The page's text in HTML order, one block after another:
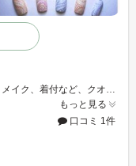
明るく楽しいスタッフがヘッドスパ、ネイル、メイク、着付など、クオリティの高い技術でお客様のトータルビューティーのお手伝いをしています♪私たちは、「あなたの幸せは、私の幸せ」をモットーに「美しさ」という側面から皆さまのライフスタイルを輝かせたいと考えています！
もっと見る
口コミ 1件